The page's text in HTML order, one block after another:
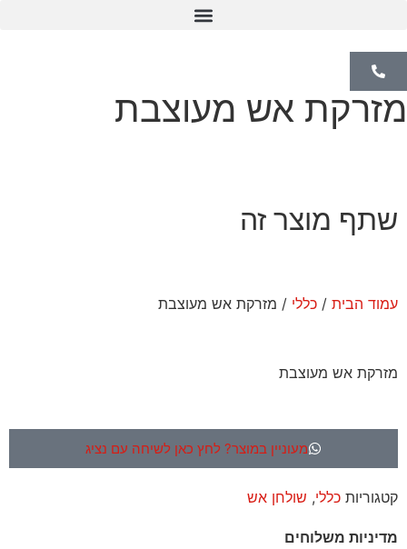
מזרקת אש מעוצבת
עמוד הבית / כללי / מזרקת אש מעוצבת
מזרקת אש מעוצבת
מעוניין במוצר? לחץ כאן לשיחה עם נציג
קטגוריות כללי, שולחן אש
מדיניות משלוחים
שתף מוצר זה